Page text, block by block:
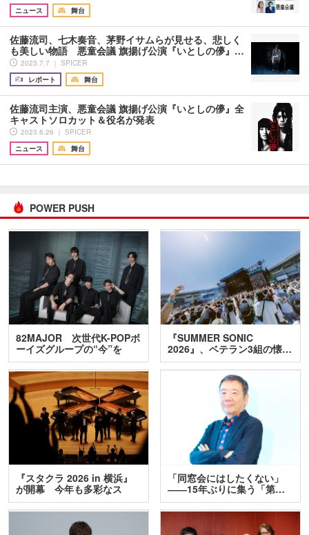
ニュース
舞台
佐藤流司、七木奏音、茅野イサムらが見せる、悲しく
も美しい物語 悪童会議 旗揚げ公演『いとしの儚』…
2023.7.7 ｜ SPICER
レポート
舞台
佐藤流司主演、悪童会議 旗揚げ公演『いとしの儚』全
キャストソロカット＆役名が発表
2023.6.26 ｜ SPICER
ニュース
舞台
POWER PUSH
82MAJOR 次世代K-POPボ
ーイズグループの“今”を
訊…
『SUMMER SONIC
2026』、ベテラン3組の懐…
『スタクラ 2026 in 横浜』
が開幕 今年も多彩なス
テ…
「同窓会にはしたくない」
――15年ぶりに集う「第…